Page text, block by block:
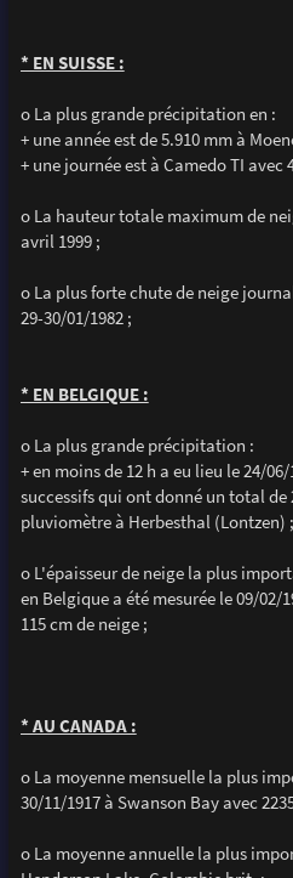
* EN SUISSE :
o La plus grande précipitation en :
+ une année est de 5.910 mm à
+ une journée est à Camedo TI avec
o La hauteur totale maximum de
avril 1999 ;
o La plus forte chute de neige
29-30/01/1982 ;
* EN BELGIQUE :
o La plus grande précipitation :
+ en moins de 12 h a eu lieu le 24/
successifs qui ont donné un total de
pluviomètre à Herbesthal (Lontzen) ;
o L'épaisseur de neige la plus
en Belgique a été mesurée le 09/02/
115 cm de neige ;
* AU CANADA :
o La moyenne mensuelle la plus
30/11/1917 à Swanson Bay avec
o La moyenne annuelle la plus